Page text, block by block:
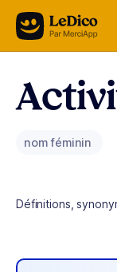
Aller au contenu
nom féminin
Définitions,